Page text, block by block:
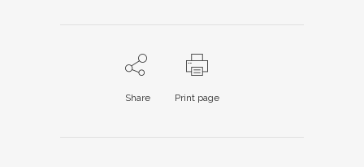
Share Print page